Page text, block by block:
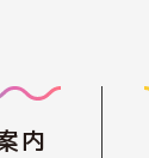
内